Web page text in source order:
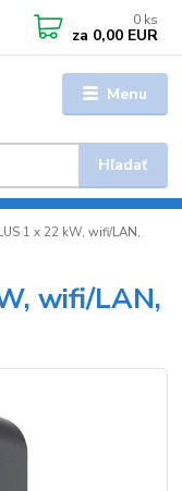
Menu
Hľadať
0 ks
za 0,00 EUR
1 x 22 kW, wifi/LAN,
wifi/LAN,